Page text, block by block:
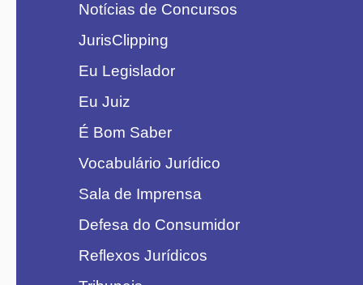
Notícias de Concursos
JurisClipping
Eu Legislador
Eu Juiz
É Bom Saber
Vocabulário Jurídico
Sala de Imprensa
Defesa do Consumidor
Reflexos Jurídicos